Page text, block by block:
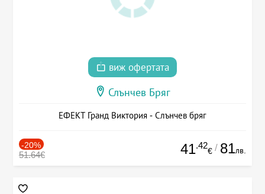
виж офертата
Слънчев Бряг
ЕФЕКТ Гранд Виктория - Слънчев бряг
-20%
51.64€ 41.42
€ / 81лв.